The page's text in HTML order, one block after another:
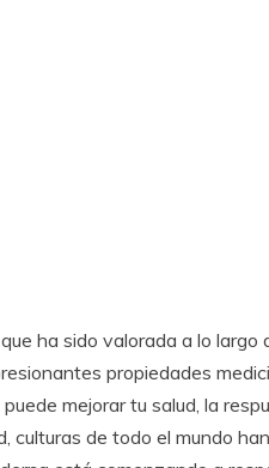
ha sido valorada a lo largo
propiedades
mejorar tu salud, la
culturas de todo el mundo